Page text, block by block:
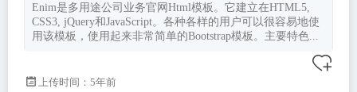
Enim是多用途公司业务官网Html模板。它建立在HTML5,
CSS3, jQuery和JavaScript。各种各样的用户可以很容易地使
用该模板，使用起来非常简单的Bootstrap模板。主要特色...
上传时间：5年前